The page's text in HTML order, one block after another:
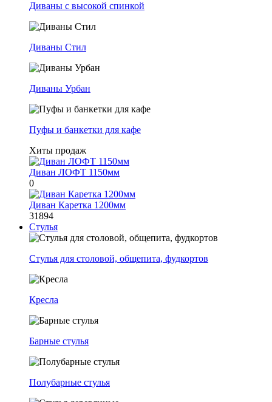
Диваны с высокой спинкой
Диваны Стил
Диваны Урбан
Пуфы и банкетки для кафе
Хиты продаж
Диван ЛОФТ 1150мм
0
Диван Каретка 1200мм
31894
Стулья
Стулья для столовой, общепита, фудкортов
Кресла
Барные стулья
Полубарные стулья